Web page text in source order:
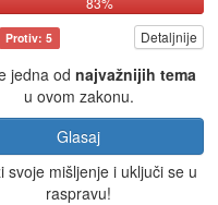
Protiv: 5 Detaljnije
jedna od najvažnijih tema
u ovom zakonu.
Glasaj
svoje mišljenje i uključi se u
raspravu!